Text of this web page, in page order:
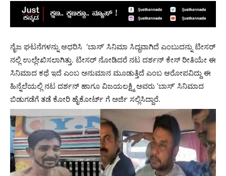
ನೈಜ ಘಟನೆಗಳನ್ನು ಆಧರಿಸಿ ‘ಬಾಸ್’ ಸಿನಿಮಾ ಸಿದ್ಧವಾಗಿದೆ ಎಂಬುದನ್ನು ಟೀಸರ್
​ನಲ್ಲಿ ಉಲ್ಲೇಖಿಸಲಾಗಿತ್ತು. ಟೀಸರ್ ನೋಡಿದರೆ ನಟ ದರ್ಶನ್ ಕೇಸ್ ರೀತಿಯೇ ಈ
ಸಿನಿಮಾದ ಕಥೆ ಇದೆ ಎಂಬ ಅನುಮಾನ ಮೂಡುತ್ತಿದೆ ಎಂಬ ಆರೋಪವಿದ್ದು ಈ
ಹಿನ್ನೆಲೆಯಲ್ಲಿ ನಟ ದರ್ಶನ್ ಹಾಗೂ ವಿಜಯಲಕ್ಷ್ಮಿ ಅವರು ‘ಬಾಸ್’ ಸಿನಿಮಾದ
ಬಿಡುಗಡೆಗೆ ತಡೆ ಕೋರಿ ಹೈಕೋರ್ಟ್ ಗೆ ಅರ್ಜಿ ಸಲ್ಲಿಸಿದ್ದಾರೆ.